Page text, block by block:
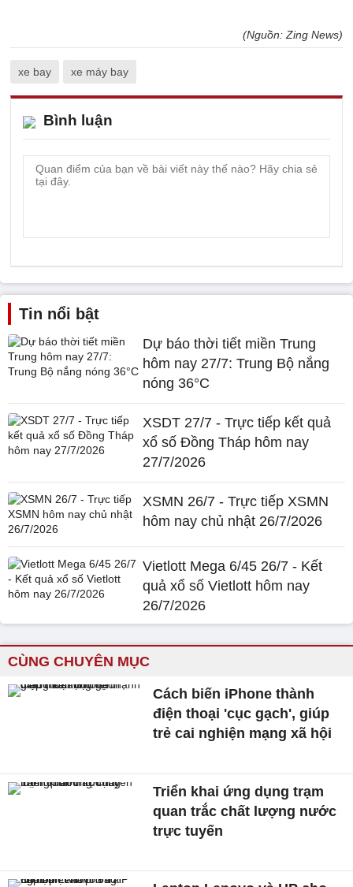
(Nguồn: Zing News)
xe bay xe máy bay
Bình luận
Tin nổi bật
Dự báo thời tiết miền Trung
hôm nay 27/7: Trung Bộ nắng
nóng 36°C
XSDT 27/7 - Trực tiếp kết quả
xổ số Đồng Tháp hôm nay
27/7/2026
XSMN 26/7 - Trực tiếp XSMN
hôm nay chủ nhật 26/7/2026
Vietlott Mega 6/45 26/7 - Kết
quả xổ số Vietlott hôm nay
26/7/2026
CÙNG CHUYÊN MỤC
Cách biến iPhone thành
điện thoại 'cục gạch', giúp
trẻ cai nghiện mạng xã hội
Triển khai ứng dụng trạm
quan trắc chất lượng nước
trực tuyến